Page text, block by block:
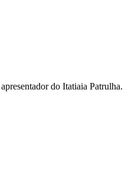
do Itatiaia Patrulha.